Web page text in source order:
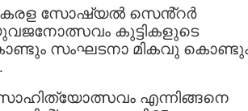
സോഷ്യൽ സെൻ്റർ
യുവജനോത്സവം കുട്ടികളുടെ
സംഘടനാ മികവു
എന്നിങ്ങനെ